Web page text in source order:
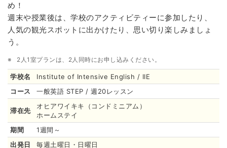
め！
週末や授業後は、学校のアクティビティーに参加したり、
人気の観光スポットに出かけたり、思い切り楽しみましょ
う。
2人1室プランは、2人同時にお申し込みください。
学校名
Institute of Intensive English / IIE
コース
一般英語 STEP / 週20レッスン
滞在先
オヒアワイキキ（コンドミニアム）
ホームステイ
期間
1週間～
出発日
毎週土曜日・日曜日